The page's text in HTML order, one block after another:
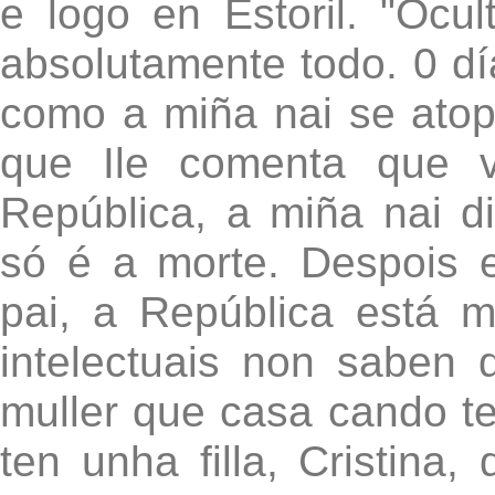
e logo en Estoril.
absolutamente todo. 0
como a miña nai se
que Ile comenta que
República, a miña nai
só é a morte. Despois
pai, a República está
intelectuais non saben
muller que casa cando
ten unha filla, Cristina,